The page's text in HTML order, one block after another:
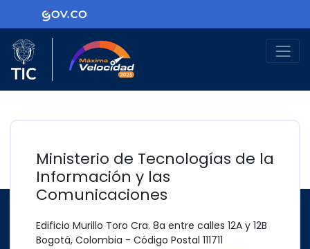
Ir al contenido principalLogo Gobierno de Colombia
Logo del Ministerio TIC
Ministerio de Tecnologías de la
Información y las
Comunicaciones
Edificio Murillo Toro Cra. 8a entre calles 12A y 12B
Bogotá, Colombia - Código Postal 111711